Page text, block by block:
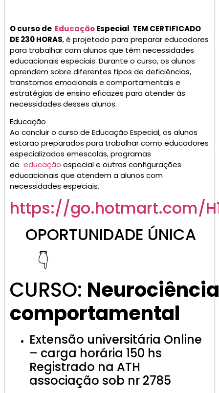
O curso de EducaçãoEspecial TEM CERTIFICADO
DE 230 HORAS, é projetado para preparar educadores
para trabalhar com alunos que têm necessidades
educacionais especiais. Durante o curso, os alunos
aprendem sobre diferentes tipos de deficiências,
transtornos emocionais e comportamentais e
estratégias de ensino eficazes para atender às
necessidades desses alunos.
Educação
Ao concluir o curso de Educação Especial, os alunos
estarão preparados para trabalhar como educadores
especializados emescolas, programas
de educação especial e outras configurações
educacionais que atendem a alunos com
necessidades especiais.
https://go.hotmart.com/
OPORTUNIDADE ÚNICA
👇
CURSO: Neurociência
comportamental
Extensão universitária Online
– carga horária 150 hs
Registrado na ATH
associação sob nr 2785